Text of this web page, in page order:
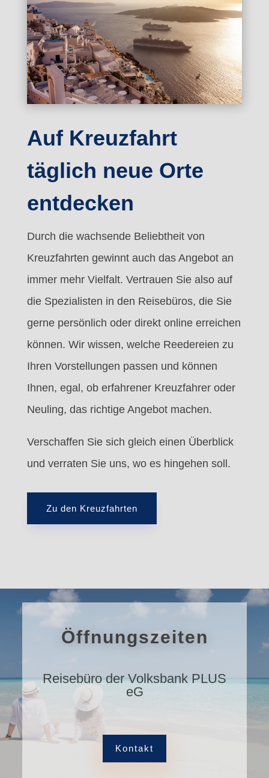
Auf Kreuzfahrt
täglich neue Orte
entdecken
Durch die wachsende Beliebtheit von
Kreuzfahrten gewinnt auch das Angebot an
immer mehr Vielfalt. Vertrauen Sie also auf
die Spezialisten in den Reisebüros, die Sie
gerne persönlich oder direkt online erreichen
können. Wir wissen, welche Reedereien zu
Ihren Vorstellungen passen und können
Ihnen, egal, ob erfahrener Kreuzfahrer oder
Neuling, das richtige Angebot machen.
Verschaffen Sie sich gleich einen Überblick
und verraten Sie uns, wo es hingehen soll.
Zu den Kreuzfahrten
Öffnungszeiten
Reisebüro der Volksbank PLUS
eG
Kontakt